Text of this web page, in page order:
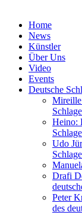
Home
News
Künstler
Über Uns
Video
Events
Deutsche
Mireille
Heino:
Udo
Drafi
Peter
des